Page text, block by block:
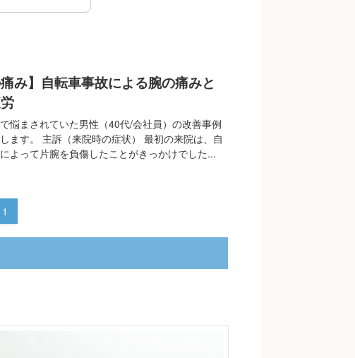
痛み】自転車事故による腕の痛みと
悩まされていた男性（40代/会社員）の改善事例
ます。 主訴（来院時の症状） 最初の来院は、自
よって片腕を負傷したことがきっかけでした...
1